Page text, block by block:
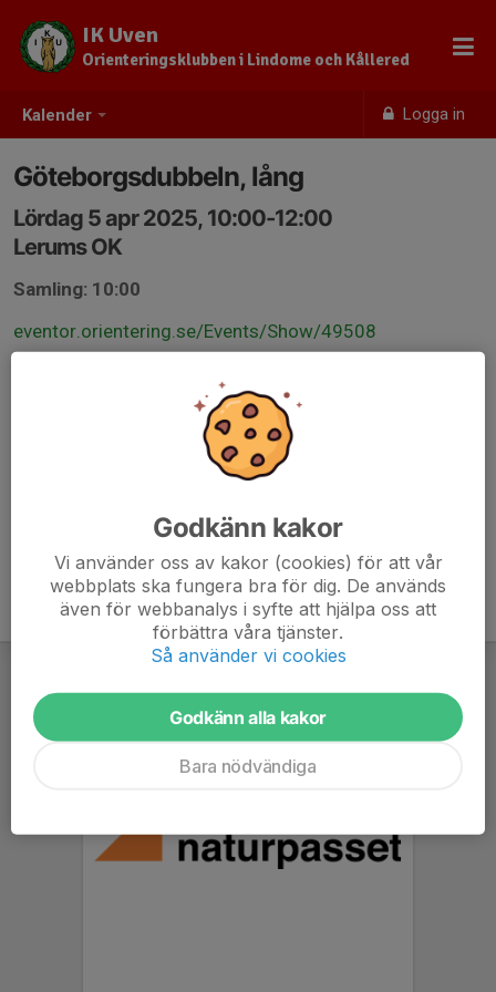
Kalender Logga in
IK Uven
Orienteringsklubben i Lindome och Kållered
Göteborgsdubbeln, lång
Lördag 5 apr 2025, 10:00-12:00
Lerums OK
Samling: 10:00
eventor.orientering.se/Events/Show/49508
Godkänn kakor
Vi använder oss av kakor (cookies) för att vår
webbplats ska fungera bra för dig. De används
även för webbanalys i syfte att hjälpa oss att
förbättra våra tjänster.
Så använder vi cookies
Godkänn alla kakor
Bara nödvändiga